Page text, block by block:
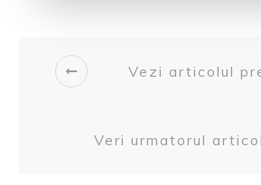
Vezi articolul
Veri urmatorul articol